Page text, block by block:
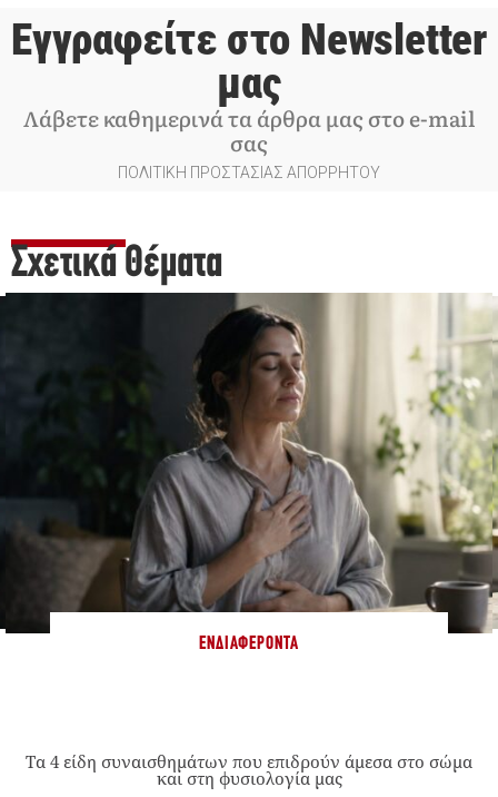
Εγγραφείτε στο Newsletter
μας
Λάβετε καθημερινά τα άρθρα μας στο e-mail
σας
ΠΟΛΙΤΙΚΗ ΠΡΟΣΤΑΣΙΑΣ ΑΠΟΡΡΗΤΟΥ
Σχετικά Θέματα
ΕΝΔΙΑΦΈΡΟΝΤΑ
Τα 4 είδη συναισθημάτων που επιδρούν άμεσα στο σώμα
και στη φυσιολογία μας